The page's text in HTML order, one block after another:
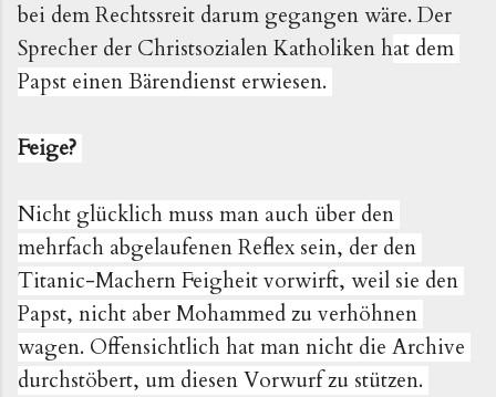
bei dem Rechtssreit darum gegangen wäre. Der
Sprecher der Christsozialen Katholiken hat dem
Papst einen Bärendienst erwiesen.
Feige?
Nicht glücklich muss man auch über den
mehrfach abgelaufenen Reflex sein, der den
Titanic-Machern Feigheit vorwirft, weil sie den
Papst, nicht aber Mohammed zu verhöhnen
wagen. Offensichtlich hat man nicht die Archive
durchstöbert, um diesen Vorwurf zu stützen.